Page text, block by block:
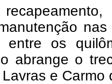
entre os
abrange o
e Carmo